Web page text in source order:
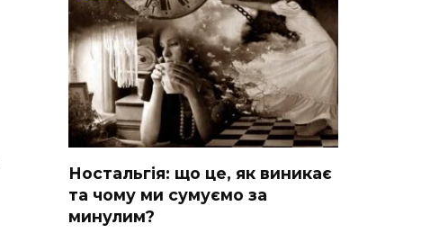
Ностальгія: що це, як виникає
та чому ми сумуємо за
минулим?